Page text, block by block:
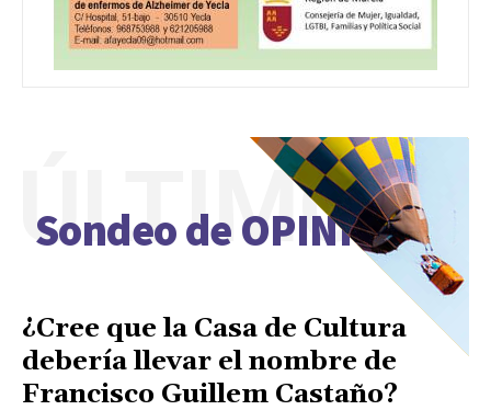
Sondeo de OPINIÓN
ÚLTIMO
¿Cree que la Casa de Cultura
debería llevar el nombre de
Francisco Guillem Castaño?